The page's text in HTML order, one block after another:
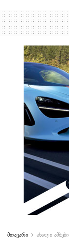
მთავარი ახალი ამბები